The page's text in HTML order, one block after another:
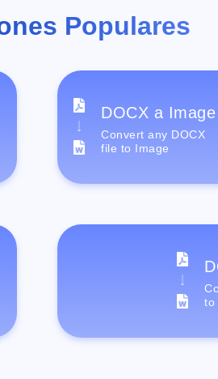
Populares
DOCX a Image
Convert any DOCX
file to Image
to